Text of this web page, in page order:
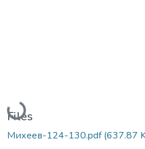
Loading...
Files
Михеев-124-130.pdf(637.87